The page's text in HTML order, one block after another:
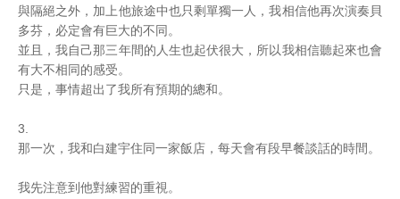
與隔絕之外，加上他旅途中也只剩單獨一人，我相信他再次演奏貝
多芬，必定會有巨大的不同。
並且，我自己那三年間的人生也起伏很大，所以我相信聽起來也會
有大不相同的感受。
只是，事情超出了我所有預期的總和。
3.
那一次，我和白建宇住同一家飯店，每天會有段早餐談話的時間。
我先注意到他對練習的重視。